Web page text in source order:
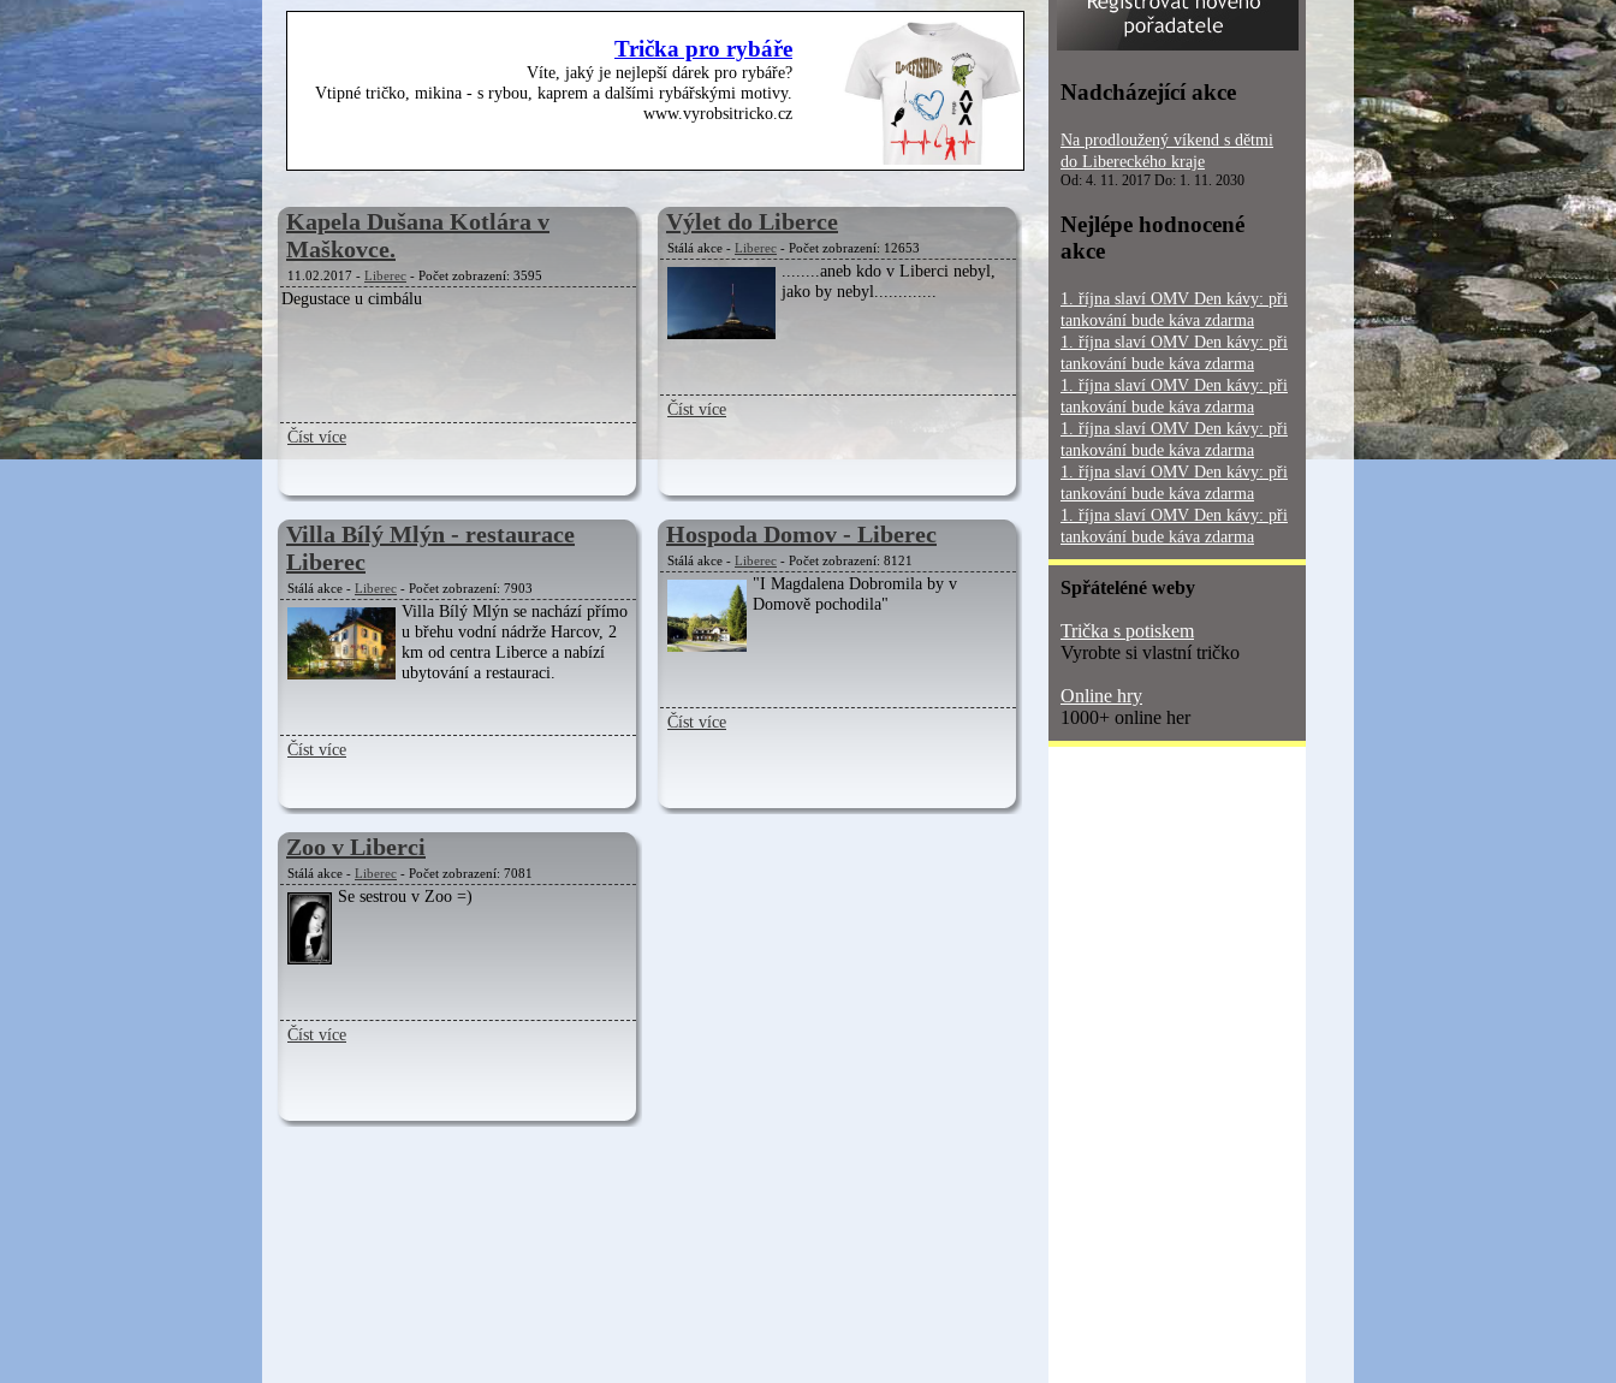
Trička pro rybáře
Víte, jaký je nejlepší dárek pro rybáře?
Vtipné tričko, mikina - s rybou, kaprem a dalšími rybářskými motivy.
www.vyrobsitricko.cz
Kapela Dušana Kotlára v
Maškovce.
11.02.2017 - Liberec - Počet zobrazení: 3595
Degustace u cimbálu
Číst více
Výlet do Liberce
Stálá akce - Liberec - Počet zobrazení: 12653
........aneb kdo v Liberci nebyl,
jako by nebyl.............
Číst více
Villa Bílý Mlýn - restaurace
Liberec
Stálá akce - Liberec - Počet zobrazení: 7903
Villa Bílý Mlýn se nachází přímo
u břehu vodní nádrže Harcov, 2
km od centra Liberce a nabízí
ubytování a restauraci.
Číst více
Hospoda Domov - Liberec
Stálá akce - Liberec - Počet zobrazení: 8121
"I Magdalena Dobromila by v
Domově pochodila"
Číst více
Zoo v Liberci
Stálá akce - Liberec - Počet zobrazení: 7081
Se sestrou v Zoo =)
Číst více
Nadcházející akce
Na prodloužený víkend s dětmi
do Libereckého kraje
Od: 4. 11. 2017 Do: 1. 11. 2030
Nejlépe hodnocené
akce
1. října slaví OMV Den kávy: při
tankování bude káva zdarma
1. října slaví OMV Den kávy: při
tankování bude káva zdarma
1. října slaví OMV Den kávy: při
tankování bude káva zdarma
1. října slaví OMV Den kávy: při
tankování bude káva zdarma
1. října slaví OMV Den kávy: při
tankování bude káva zdarma
1. října slaví OMV Den kávy: při
tankování bude káva zdarma
Spřáteléné weby
Trička s potiskem
Vyrobte si vlastní tričko
Online hry
1000+ online her